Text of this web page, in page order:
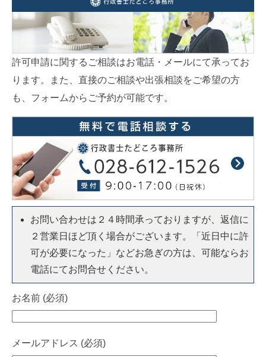
許可申請に関するご相談はお電話・メールにて承ってお
ります。また、直接のご相談や出張相談をご希望の方
も、フォームからご予約が可能です。
お問い合わせは２４時間承っておりますが、返信に
２営業日ほど頂く場合がございます。「近日中に許
可が必要になった」などお急ぎの方は、可能ならお
電話にてお問合せください。
お名前 (必須)
メールアドレス (必須)